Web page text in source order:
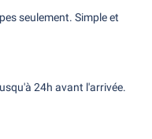
seulement. Simple et
24h avant l'arrivée.